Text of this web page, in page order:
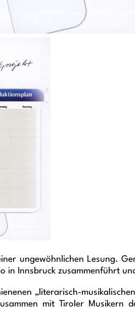
ungewöhnlichen Lesung.
in Innsbruck zusammenführt
„literarisch-
mit Tiroler Musikern